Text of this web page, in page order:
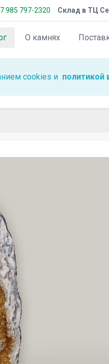
985 797-2320 Склад в ТЦ
О камнях
cookies и политикой